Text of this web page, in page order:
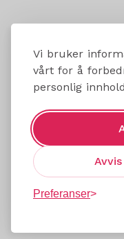
Vi bruker
vårt for å
personlig
Preferanser